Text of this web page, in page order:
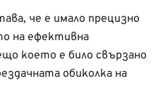
че е имало прецизно
на ефективна
което е било свързано
обиколка на